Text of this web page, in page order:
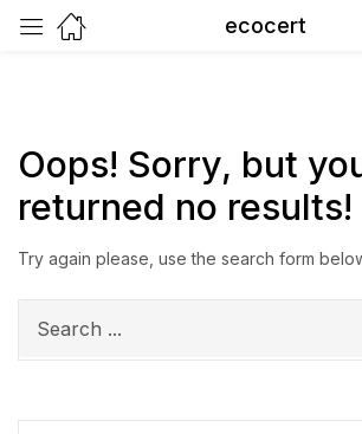
ecocert
Oops! Sorry, but
returned no results!
Try again please, use the search form